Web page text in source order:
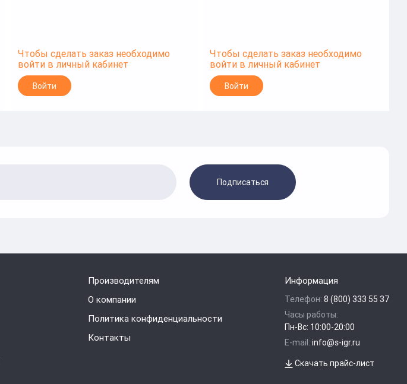
Чтобы сделать заказ необходимо
войти в личный кабинет
Войти
Чтобы сделать заказ необходимо
войти в личный кабинет
Войти
Подписаться
Производителям
О компании
Политика конфиденциальности
Контакты
Информация
Телефон: 8 (800) 333 55 37
Часы работы:
Пн-Вс: 10:00-20:00
E-mail: info@s-igr.ru
Скачать прайс-лист